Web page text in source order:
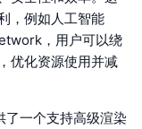
，例如人工智能
，用户可以绕
优化资源使用并减
一个支持高级渲染